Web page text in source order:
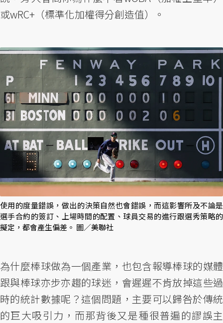
或wRC+（標準化加權得分創造值）。
使用的度量錯誤，做出的決策自然也會錯誤，而這影響所及不論是
選手合約的簽訂、上場時間的配置、球員交易的進行跟選秀策略的
擬定，都會產生偏差。 圖／美聯社
為什麼棒球做為一個產業，也包含報導棒球的媒體
跟與棒球亦步亦趨的球迷，會遲遲不肯放掉這些過
時的統計數據呢？這個問題，主要可以歸咎於傳統
的巨大吸引力，而那背後又是種很普遍的謬誤主